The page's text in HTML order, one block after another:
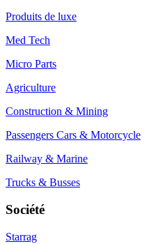
Produits de luxe
Med Tech
Micro Parts
Agriculture
Construction & Mining
Passengers Cars & Motorcycle
Railway & Marine
Trucks & Busses
Société
Starrag